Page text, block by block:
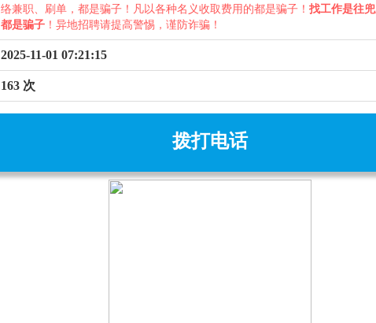
络兼职、刷单，都是骗子！凡以各种名义收取费用的都是骗子！ 找工作是往
都是骗子 ！异地招聘请提高警惕，谨防诈骗！
2025-11-01 07:21:15
163 次
拨打电话